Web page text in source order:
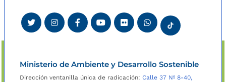
Ministerio de Ambiente y Desarrollo Sostenible
Dirección ventanilla única de radicación: Calle 37 Nº 8-40,